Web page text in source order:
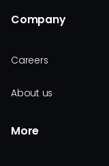
Company
Careers
About us
More